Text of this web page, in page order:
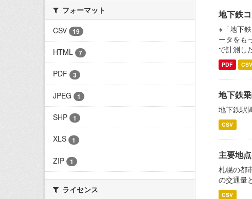
フォーマット
CSV
19
HTML 7
PDF 3
JPEG 1
SHP 1
XLS 1
ZIP 1
ライセンス
地下鉄
※「地下
ータをも
で計測し
PDF CSV
地下鉄
地下鉄駅
CSV
主要地
札幌の都
の交通量
CSV